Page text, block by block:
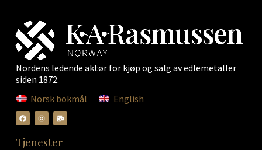
Nordens ledende aktør for kjøp og salg av edlemetaller
siden 1872.
Norsk bokmål
English
Tjenester